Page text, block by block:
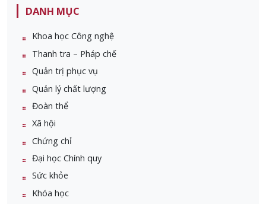
DANH MỤC
Khoa học Công nghệ
Thanh tra – Pháp chế
Quản trị phục vụ
Quản lý chất lượng
Đoàn thể
Xã hội
Chứng chỉ
Đại học Chính quy
Sức khỏe
Khóa học